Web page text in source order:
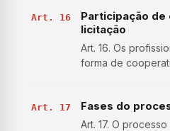
normas: I -
público ou
Art. 16
Participação
licitação
Art. 16. Os
forma de
as regras
aplicável, em …
Art. 17 Fases do
Art. 17. O